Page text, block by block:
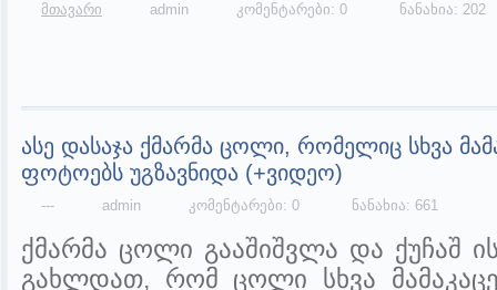
მთავარი admin კომენტარები: 0 ნანახია: 202
ასე დასაჯა ქმარმა ცოლი, რომელიც სხვა
ფოტოებს უგზავნიდა (+ვიდეო)
--- admin კომენტარები: 0 ნანახია: 661
ქმარმა ცოლი გააშიშვლა და ქუჩაშ
გახლდათ, რომ ცოლი სხვა